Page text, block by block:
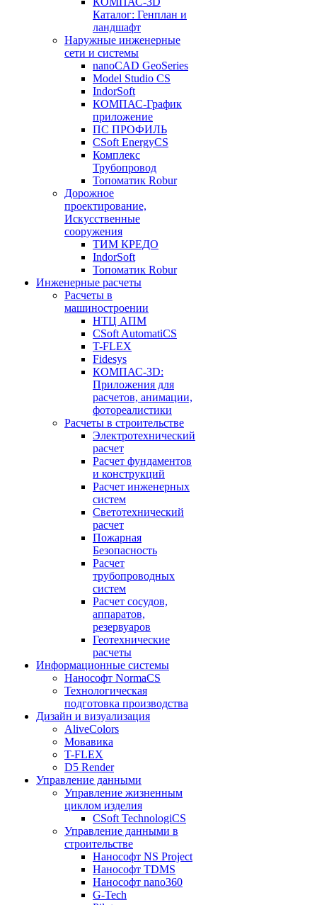
Каталог: Генплан и
ландшафт
Наружные инженерные
сети и системы
nanoCAD GeoSeries
Model Studio CS
IndorSoft
КОМПАС-График
приложение
ПС ПРОФИЛЬ
CSoft EnergyCS
Комплекс
Трубопровод
Топоматик Robur
Дорожное
проектирование,
Искусственные
сооружения
ТИМ КРЕДО
IndorSoft
Топоматик Robur
Инженерные расчеты
Расчеты в
машиностроении
НТЦ АПМ
CSoft AutomatiCS
T-FLEX
Fidesys
КОМПАС-3D:
Приложения для
расчетов, анимации,
фотореалистики
Расчеты в строительстве
Электротехнический
расчет
Расчет фундаментов
и конструкций
Расчет инженерных
систем
Светотехнический
расчет
Пожарная
Безопасность
Расчет
трубопроводных
систем
Расчет сосудов,
аппаратов,
резервуаров
Геотехнические
расчеты
Информационные системы
Нанософт NormaCS
Технологическая
подготовка производства
Дизайн и визуализация
AliveColors
Мовавика
T-FLEX
D5 Render
Управление данными
Управление жизненным
циклом изделия
CSoft TechnologiCS
Управление данными в
строительстве
Нанософт NS Project
Нанософт TDMS
Нанософт nano360
G-Tech